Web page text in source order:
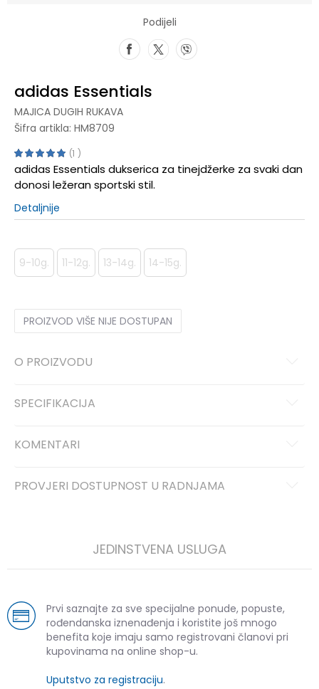
Podijeli
adidas Essentials
MAJICA DUGIH RUKAVA
Šifra artikla: HM8709
1
adidas Essentials dukserica za tinejdžerke za svaki dan
donosi ležeran sportski stil.
Detaljnije
9-10g. 11-12g. 13-14g. 14-15g.
PROIZVOD VIŠE NIJE DOSTUPAN
O PROIZVODU
SPECIFIKACIJA
KOMENTARI
PROVJERI DOSTUPNOST U RADNJAMA
JEDINSTVENA USLUGA
Prvi saznajte za sve specijalne ponude, popuste,
rođendanska iznenađenja i koristite još mnogo
benefita koje imaju samo registrovani članovi pri
kupovinama na online shop-u.
Uputstvo za registraciju.